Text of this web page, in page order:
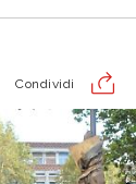
Condividi